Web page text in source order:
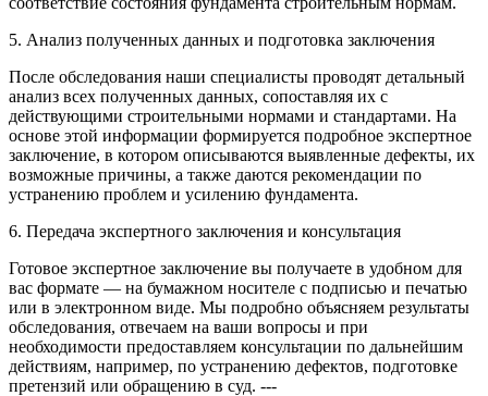
5. Анализ полученных данных и подготовка заключения
После обследования наши специалисты проводят детальный
анализ всех полученных данных, сопоставляя их с
действующими строительными нормами и стандартами. На
основе этой информации формируется подробное экспертное
заключение, в котором описываются выявленные дефекты, их
возможные причины, а также даются рекомендации по
устранению проблем и усилению фундамента.
6. Передача экспертного заключения и консультация
Готовое экспертное заключение вы получаете в удобном для
вас формате — на бумажном носителе с подписью и печатью
или в электронном виде. Мы подробно объясняем результаты
обследования, отвечаем на ваши вопросы и при
необходимости предоставляем консультации по дальнейшим
действиям, например, по устранению дефектов, подготовке
претензий или обращению в суд. ---